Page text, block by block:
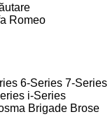
Romeo
6-Series 7-Series
i-Series
Brigade Brose